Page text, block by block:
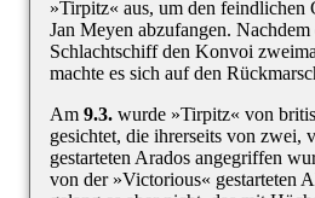
»Tirpitz« aus, um den feindlichen
Jan Meyen abzufangen. Nachdem
Schlachtschiff den Konvoi
machte es sich auf den
Am 9.3. wurde »Tirpitz« von
gesichtet, die ihrerseits von zwei,
gestarteten Arados angegriffen
von der »Victorious« gestarteten